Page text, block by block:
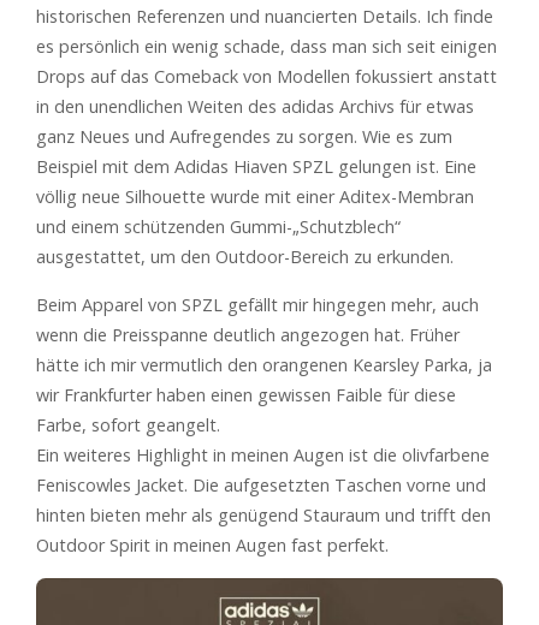
historischen Referenzen und nuancierten Details. Ich finde
es persönlich ein wenig schade, dass man sich seit einigen
Drops auf das Comeback von Modellen fokussiert anstatt
in den unendlichen Weiten des adidas Archivs für etwas
ganz Neues und Aufregendes zu sorgen. Wie es zum
Beispiel mit dem Adidas Hiaven SPZL gelungen ist. Eine
völlig neue Silhouette wurde mit einer Aditex-Membran
und einem schützenden Gummi-„Schutzblech“
ausgestattet, um den Outdoor-Bereich zu erkunden.
Beim Apparel von SPZL gefällt mir hingegen mehr, auch
wenn die Preisspanne deutlich angezogen hat. Früher
hätte ich mir vermutlich den orangenen Kearsley Parka, ja
wir Frankfurter haben einen gewissen Faible für diese
Farbe, sofort geangelt.
Ein weiteres Highlight in meinen Augen ist die olivfarbene
Feniscowles Jacket. Die aufgesetzten Taschen vorne und
hinten bieten mehr als genügend Stauraum und trifft den
Outdoor Spirit in meinen Augen fast perfekt.